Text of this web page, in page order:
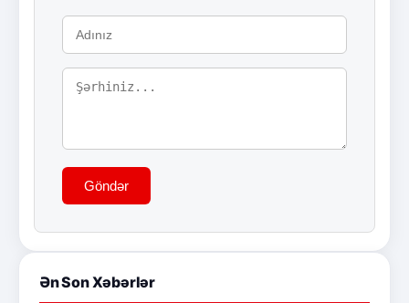
Göndər
Ən Son Xəbərlər